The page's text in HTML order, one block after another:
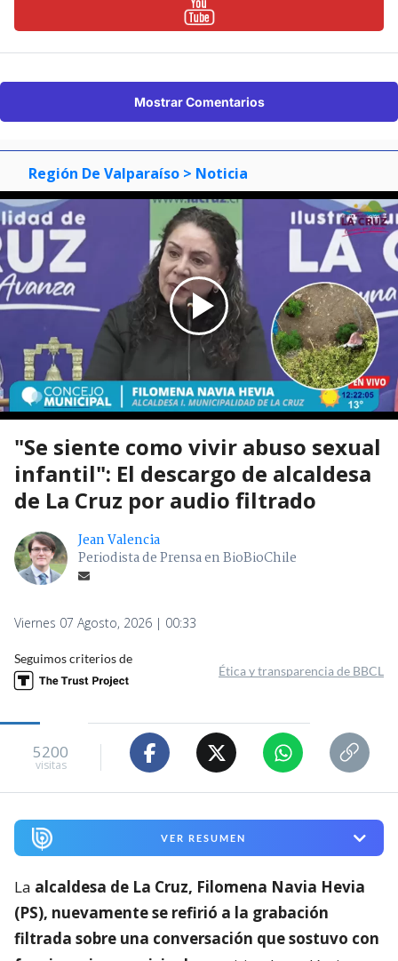
Mostrar Comentarios
Región De Valparaíso > Noticia
"Se siente como vivir abuso sexual
infantil": El descargo de alcaldesa
de La Cruz por audio filtrado
Jean Valencia
Periodista de Prensa en BioBioChile
Viernes 07 Agosto, 2026 | 00:33
Seguimos criterios de
Ética y transparencia de BBCL
5200
visitas
VER RESUMEN
La alcaldesa de La Cruz, Filomena Navia Hevia
(PS), nuevamente se refirió a la grabación
filtrada sobre una conversación que sostuvo con